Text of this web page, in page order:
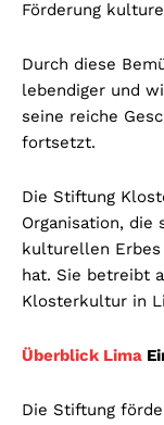
Förderung
Durch diese
lebendiger und
seine reiche
fortsetzt.
Die Stiftung
Organisation, die
kulturellen
hat. Sie betreibt
Klosterkultur in
Überblick Lima
Die Stiftung